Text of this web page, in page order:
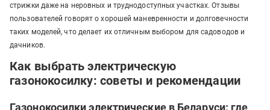
стрижки даже на неровных и труднодоступных участках. Отзывы
пользователей говорят о хорошей маневренности и долговечности
таких моделей, что делает их отличным выбором для садоводов и
дачников.
Как выбрать электрическую
газонокосилку: советы и рекомендации
Газонокосилки электрические в Беларуси: где